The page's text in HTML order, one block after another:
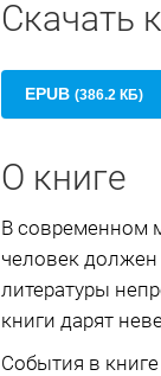
Скачать
EPUB (386.2 КБ)
О книге
В современном
человек должен
литературы
книги дарят
События в